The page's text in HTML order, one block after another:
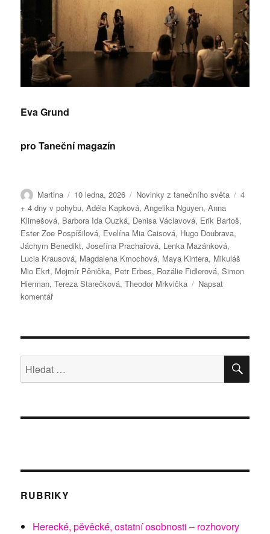
Eva Grund
pro Taneční magazín
Autor:
Martina Publikováno:
10 ledna, 2026 Rubriky:
Novinky z tanečního světa Štítky:
4
+ 4 dny v pohybu,Adéla Kapková,Angelika Nguyen,Anna
Klimešová, Barbora Ida Ouzká, Denisa Václavová, Erik Bartoš,
Ester Zoe Pospíšilová, Evelína Mia Caisová, Hugo Doubrava,
Jáchym Benedikt,Josefína Prachařová, Lenka Mazánková,
Lucia Krausová, Magdalena Kmochová, Maya Kintera, Mikuláš
Mio Ekrt, Mojmír Pěnička, Petr Erbes, Rozálie Fidlerová,Simon
Hierman,Tereza Starečková,Theodor Mrkvička
Napsat
komentářpro
sobě“
Hledat:
RUBRIKY
Herecké, pěvěcké, ostatní osobnosti – rozhovory